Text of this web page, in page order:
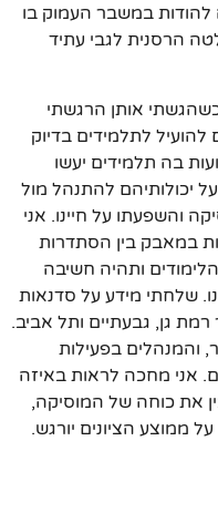
להודות במשבר העמוק בו
הרסנית לגבי עתיד
אותן הרגשתי
להועיל לתלמידים בדיוק
שעה בשבוע לאורך 12 שבועות בה תלמידים יעשו
יכולותיהם להתנהל מול
והשפעתו על חיינו. אני
במאבק בין הסתדרות
ותהיה חשיבה
שלחתי מידע על סדנאות
גן, גבעתיים ותל אביב.
והמנהלים בפעילות
אני מחכה לראות באיזה
את כוחה של המוסיקה,
ממוצע הציונים יורגש.